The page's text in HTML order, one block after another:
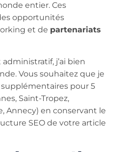
entier. Ces
opportunités
et de partenariats
j’ai bien
Vous souhaitez que je
pour 5
Saint-Tropez,
Annecy) en conservant le
SEO de votre article